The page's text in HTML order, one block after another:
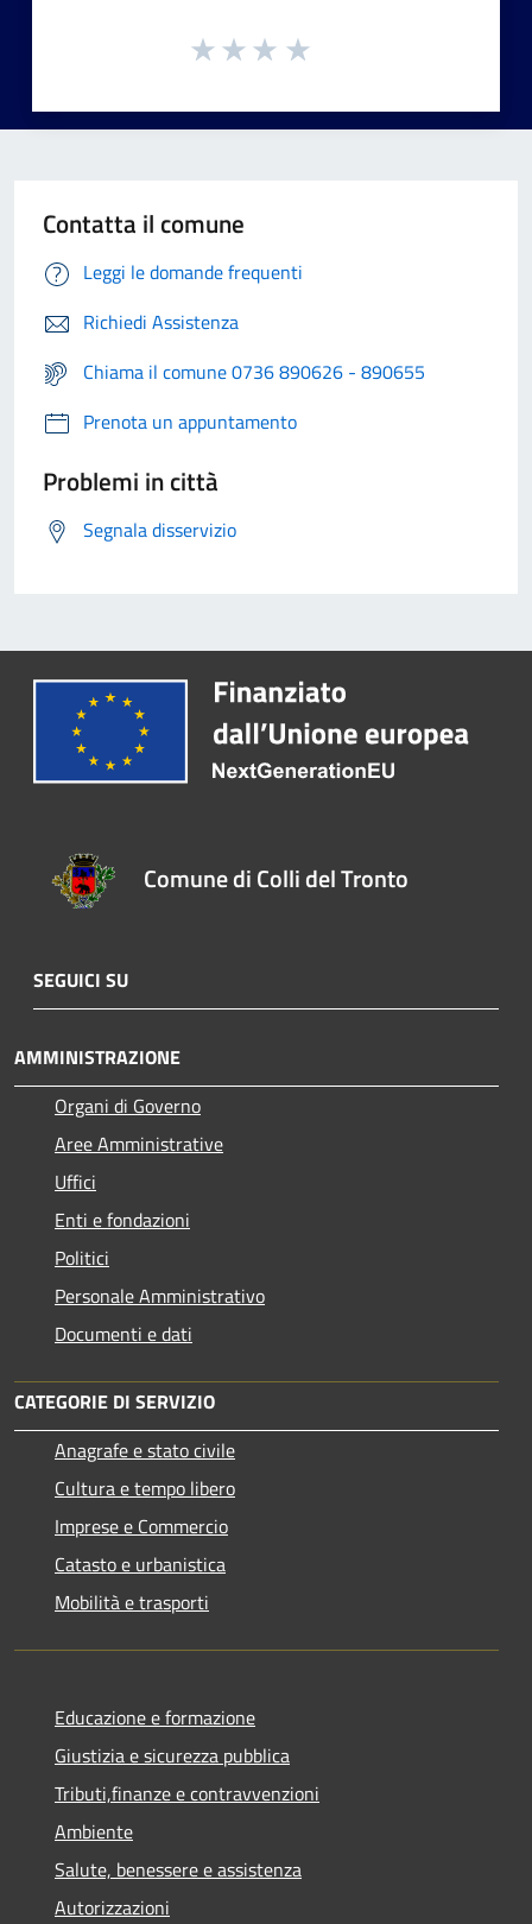
Contatta il comune
Leggi le domande frequenti
Richiedi Assistenza
Chiama il comune 0736 890626 - 890655
Prenota un appuntamento
Problemi in città
Segnala disservizio
Comune di Colli del Tronto
SEGUICI SU
AMMINISTRAZIONE
Organi di Governo
Aree Amministrative
Uffici
Enti e fondazioni
Politici
Personale Amministrativo
Documenti e dati
CATEGORIE DI SERVIZIO
Anagrafe e stato civile
Cultura e tempo libero
Imprese e Commercio
Catasto e urbanistica
Mobilità e trasporti
Educazione e formazione
Giustizia e sicurezza pubblica
Tributi,finanze e contravvenzioni
Ambiente
Salute, benessere e assistenza
Autorizzazioni